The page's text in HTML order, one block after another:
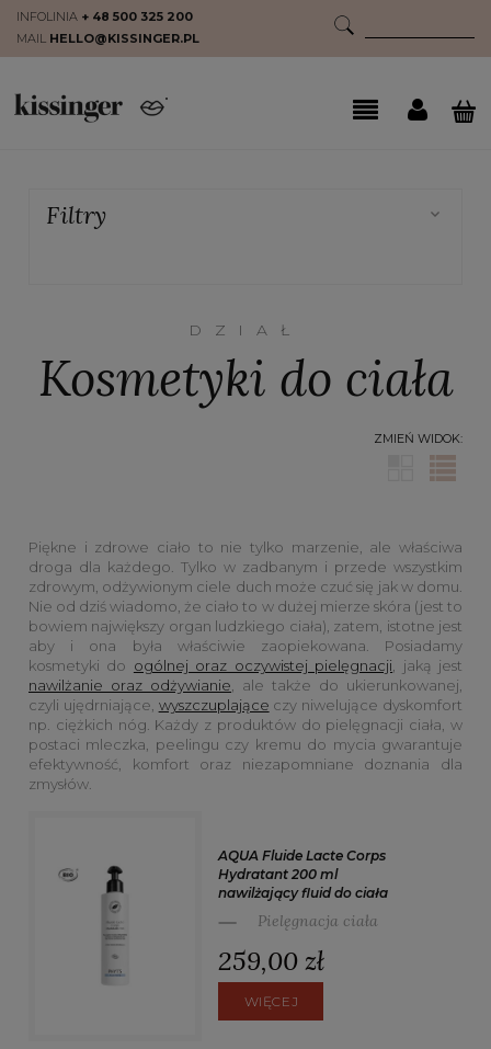
INFOLINIA + 48 500 325 200
MAIL HELLO@KISSINGER.PL
Filtry
DZIAŁ
Kosmetyki do ciała
ZMIEŃ WIDOK:
Piękne i zdrowe ciało to nie tylko marzenie, ale właściwa
droga dla każdego. Tylko w zadbanym i przede wszystkim
zdrowym, odżywionym ciele duch może czuć się jak w domu.
Nie od dziś wiadomo, że ciało to w dużej mierze skóra (jest to
bowiem największy organ ludzkiego ciała), zatem, istotne jest
aby i ona była właściwie zaopiekowana. Posiadamy
kosmetyki do ogólnej oraz oczywistej pielęgnacji , jaką jest
nawilżanie oraz odżywianie , ale także do ukierunkowanej,
czyli ujędrniające, wyszczuplające czy niwelujące dyskomfort
np. ciężkich nóg. Każdy z produktów do pielęgnacji ciała, w
postaci mleczka, peelingu czy kremu do mycia gwarantuje
efektywność, komfort oraz niezapomniane doznania dla
zmysłów.
AQUA Fluide Lacte Corps
Hydratant 200 ml
nawilżający fluid do ciała
Pielęgnacja ciała
259,00 zł
WIĘCEJ